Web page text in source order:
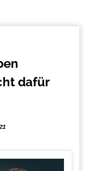
dafür